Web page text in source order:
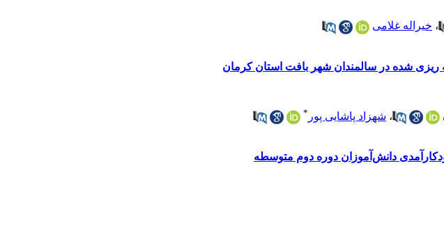
، خیراله غلامی
ریزی شده در سالمندان شهر بافت استان کرمان
، شهزاد پاشایی پور *
دانش‌آموزان دوره دوم متوسطه